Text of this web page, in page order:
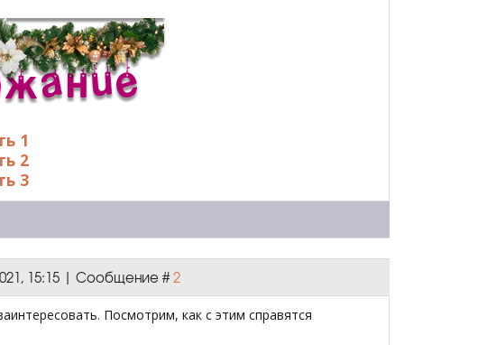
1
2
3
15:15 | Сообщение #2
Посмотрим, как с этим справятся